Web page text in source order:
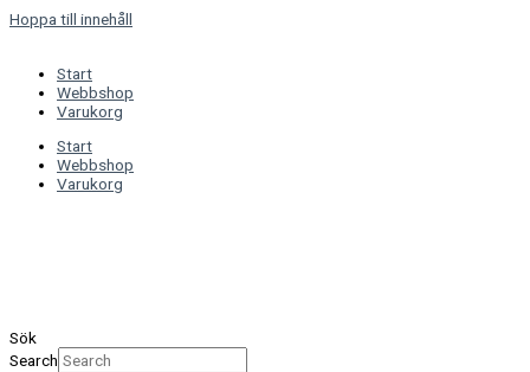
Hoppa till innehåll
Start
Webbshop
Varukorg
Start
Webbshop
Varukorg
Sök
Search